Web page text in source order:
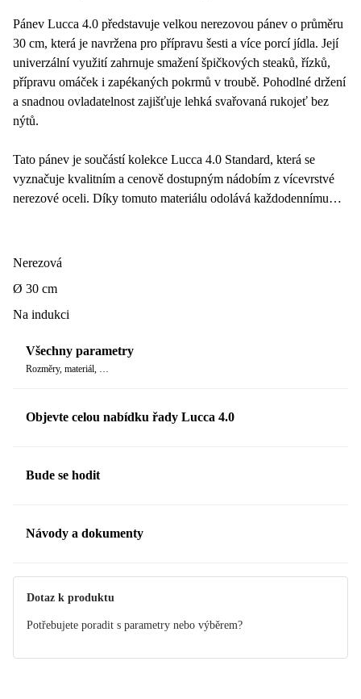
Pánev Lucca 4.0 představuje velkou nerezovou pánev o průměru
30 cm, která je navržena pro přípravu šesti a více porcí jídla. Její
univerzální využití zahrnuje smažení špičkových steaků, řízků,
přípravu omáček i zapékaných pokrmů v troubě. Pohodlné držení
a snadnou ovladatelnost zajišťuje lehká svařovaná rukojeť bez
nýtů.
Tato pánev je součástí kolekce Lucca 4.0 Standard, která se
vyznačuje kvalitním a cenově dostupným nádobím z vícevrstvé
nerezové oceli. Díky tomuto materiálu odolává každodennímu
design, ale také usnadňuje údržbu a prodlužuje životnost nádobí
a je vhodné pro všechny typy vařičů včetně indukce. K pánvi je
možné dokoupit kompatibilní nerezovou poklici.
Nerezová
Ø 30 cm
Na indukci
Všechny parametry
Rozměry, materiál, …
Objevte celou nabídku řady Lucca 4.0
Bude se hodit
Návody a dokumenty
Dotaz k produktu
Potřebujete poradit s parametry nebo výběrem?